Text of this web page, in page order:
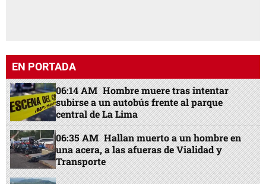
EN PORTADA
06:14 AM Hombre muere tras intentar
subirse a un autobús frente al parque
central de La Lima
06:35 AM Hallan muerto a un hombre en
una acera, a las afueras de Vialidad y
Transporte